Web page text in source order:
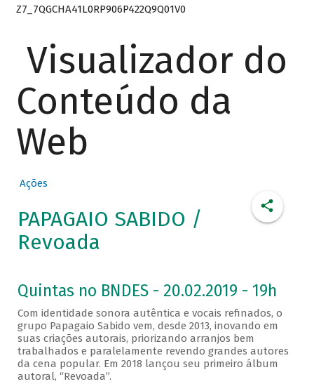
Z7_7QGCHA41L0RP906P422Q9Q01V0
Visualizador do
Conteúdo da
Web
Ações
PAPAGAIO SABIDO /
Revoada
Quintas no BNDES - 20.02.2019 - 19h
Com identidade sonora autêntica e vocais refinados, o
grupo Papagaio Sabido vem, desde 2013, inovando em
suas criações autorais, priorizando arranjos bem
trabalhados e paralelamente revendo grandes autores
da cena popular. Em 2018 lançou seu primeiro álbum
autoral, “Revoada”.